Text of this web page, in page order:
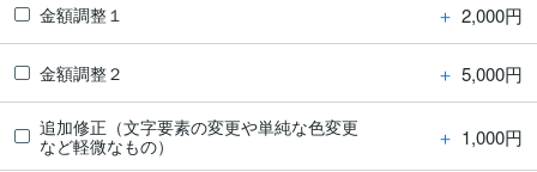
金額調整１ ＋ 2,000円
金額調整２ ＋ 5,000円
追加修正（文字要素の変更や単純な色変更
など軽微なもの）
＋ 1,000円